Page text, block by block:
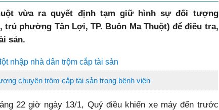
vừa ra quyết định tạm giữ hình sự đối tượng
trú phường Tân Lợi, TP. Buôn Ma Thuột) để điều tra,
sản.
nhập nhà dân trộm cắp tài sản
chuyên trộm cắp tài sản trong bệnh viện
22 giờ ngày 13/1, Quý điều khiển xe máy đến trước